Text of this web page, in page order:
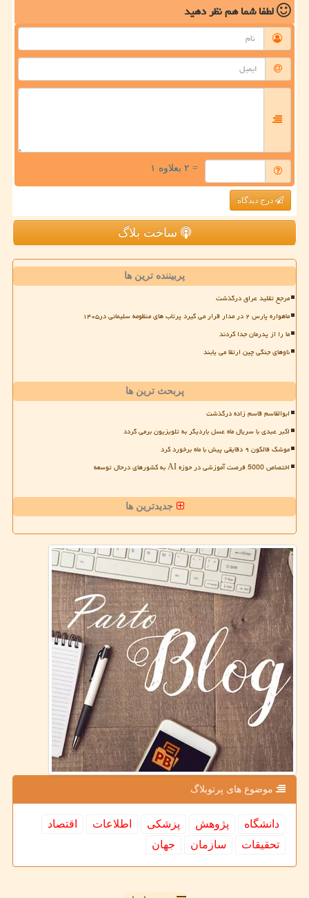
لطفا شما همنظر دهید
= ۲ بعلاوه ۱
درج دیدگاه
ساخت بلاگ
پربیننده ترین ها
مرجع تقلید عراق درگذشت
ماهواره پارس ۲ در مدار قرار می گیرد پرتاب های منظومه سلیمانی در۱۴۰۵
ما را از پدرمان جدا کردند
ناوهای جنگی چین ارتقا می یابند
پربحث ترین ها
ابوالقاسم قاسم زاده درگذشت
اکبر عبدی با سریال ماه عسل باردیگر به تلویزیون برمی گردد
موشک فالکون ۹ دقایقی پیش با ماه برخورد کرد
اختصاص 5000 فرصت آموزشی در حوزه AI به کشورهای درحال توسعه
جدیدترین ها
موضوع های پرتوبلاگ
دانشگاه پژوهش پزشكی اطلاعات
اقتصاد
تحقیقات
سازمان جهان